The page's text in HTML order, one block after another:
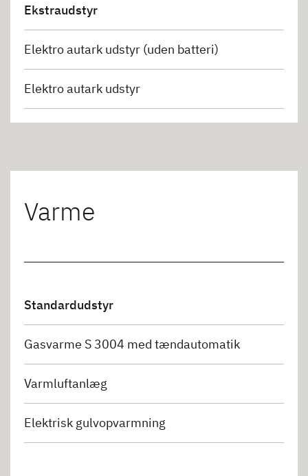
Ekstraudstyr
Elektro autark udstyr (uden batteri)
Elektro autark udstyr
Varme
Standardudstyr
Gasvarme S 3004 med tændautomatik
Varmluftanlæg
Elektrisk gulvopvarmning